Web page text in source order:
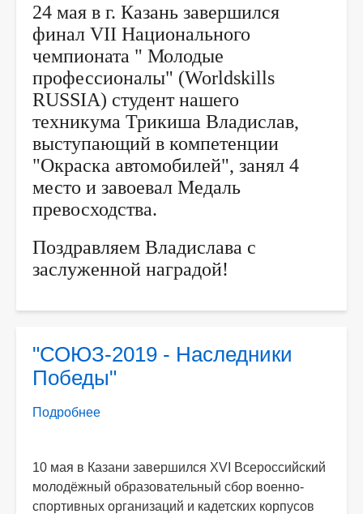
Финал
VII
Национального
чемпионата
"Молодые
профессионалы"
24 мая в г. Казань завершился
финал VII Национального
чемпионата " Молодые
профессионалы" (Worldskills
RUSSIA) студент нашего
техникума Трикиша Владислав,
выступающий в компетенции
"Окраска автомобилей", занял 4
место и завоевал Медаль
превосходства.
Поздравляем Владислава с
заслуженной наградой!
"СОЮЗ-2019 - Наследники
Победы"
Подробнее
Наследники
Победы"
10 мая в Казани завершился XVI Всероссийский
молодёжный образовательный сбор военно-
спортивных организаций и кадетских корпусов